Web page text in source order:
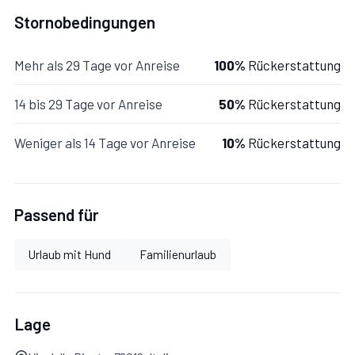
1 Wohnküche mit Schlafcouch und TV, Veranda zum
Badezimmer mit Dusche. Die Klimaanlage befindet sich
das Gartentrampolin nutzen.
Stornobedingungen
Mehr als 29 Tage vor Anreise 100% Rückerstattung
14 bis 29 Tage vor Anreise 50% Rückerstattung
Weniger als 14 Tage vor Anreise 10% Rückerstattung
Passend für
Urlaub mit Hund Familienurlaub
Lage